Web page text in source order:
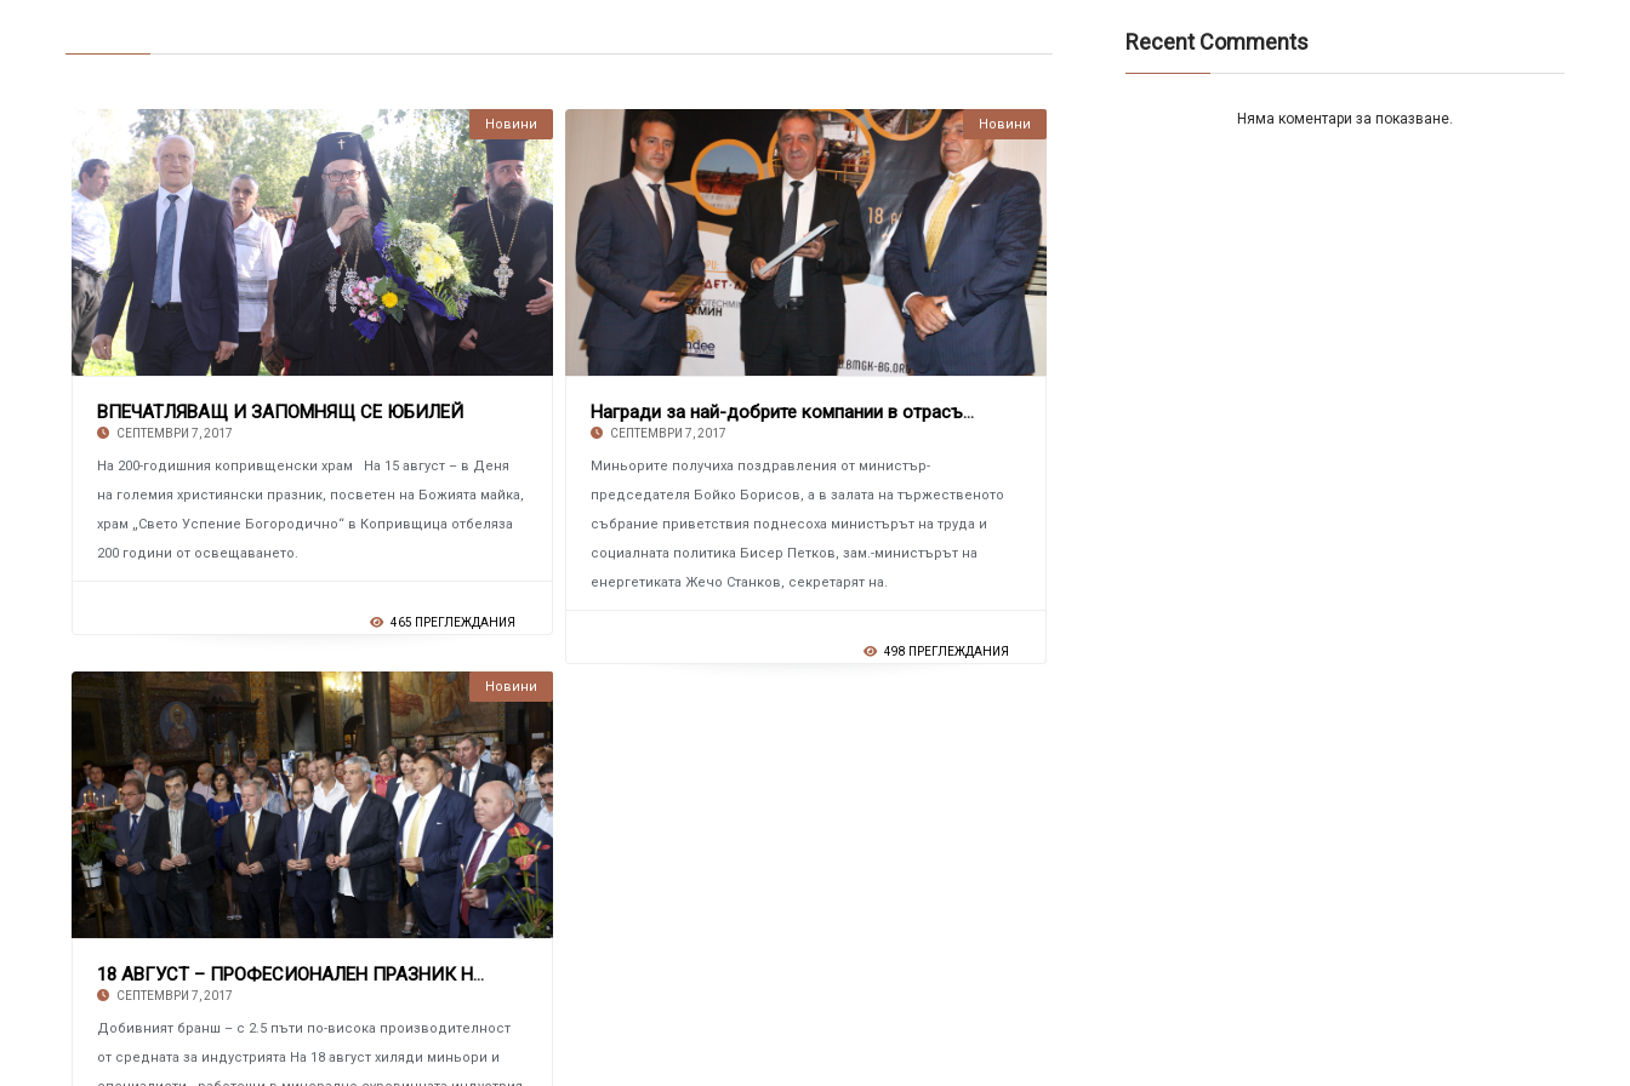
Новини
ВПЕЧАТЛЯВАЩ И ЗАПОМНЯЩ СЕ ЮБИЛЕЙ
СЕПТЕМВРИ 7, 2017
На 200-годишния копривщенски храм На 15 август – в Деня
на големия християнски празник, посветен на Божията майка,
храм „Свето Успение Богородично“ в Копривщица отбеляза
200 години от освещаването.
465 ПРЕГЛЕЖДАНИЯ
Новини
Награди за най-добрите компании в отрасъла
СЕПТЕМВРИ 7, 2017
Миньорите получиха поздравления от министър-
председателя Бойко Борисов, а в залата на тържественото
събрание приветствия поднесоха министърът на труда и
социалната политика Бисер Петков, зам.-министърът на
енергетиката Жечо Станков, секретарят на.
498 ПРЕГЛЕЖДАНИЯ
Новини
18 АВГУСТ – ПРОФЕСИОНАЛЕН ПРАЗНИК НА БЪЛГАРСК
СЕПТЕМВРИ 7, 2017
Добивният бранш – с 2.5 пъти по-висока производителност
от средната за индустрията На 18 август хиляди миньори и
Recent Comments
Няма коментари за показване.